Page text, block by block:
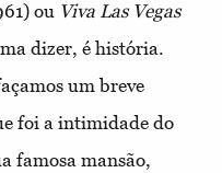
ou Viva Las Vegas
dizer, é história.
um breve
foi a intimidade do
famosa mansão,